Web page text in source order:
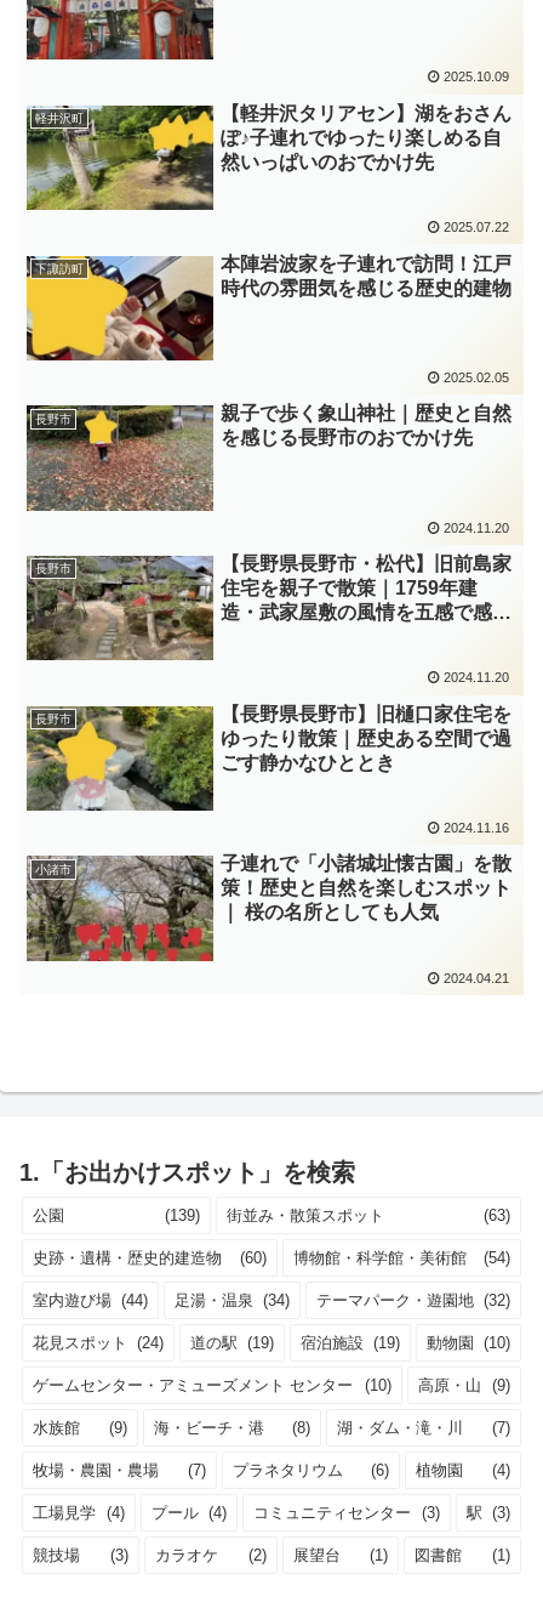
2025.10.09
軽井沢町
【軽井沢タリアセン】湖をおさん
ぽ♪子連れでゆったり楽しめる自
然いっぱいのおでかけ先
2025.07.22
下諏訪町
本陣岩波家を子連れで訪問！江戸
時代の雰囲気を感じる歴史的建物
2025.02.05
長野市
親子で歩く象山神社｜歴史と自然
を感じる長野市のおでかけ先
2024.11.20
長野市
【長野県長野市・松代】旧前島家
住宅を親子で散策｜1759年建
造・武家屋敷の風情を五感で感じ
2024.11.20
長野市
【長野県長野市】旧樋口家住宅を
ゆったり散策｜歴史ある空間で過
ごす静かなひととき
2024.11.16
小諸市
子連れで「小諸城址懐古園」を散
策！歴史と自然を楽しむスポット
｜ 桜の名所としても人気
2024.04.21
1.「お出かけスポット」を検索
公園 (139) 街並み・散策スポット (63)
史跡・遺構・歴史的建造物 (60) 博物館・科学館・美術館 (54)
室内遊び場 (44) 足湯・温泉 (34) テーマパーク・遊園地 (32)
花見スポット (24) 道の駅 (19) 宿泊施設 (19) 動物園 (10)
ゲームセンター・アミューズメント センター (10) 高原・山 (9)
水族館 (9) 海・ビーチ・港 (8) 湖・ダム・滝・川 (7)
牧場・農園・農場 (7) プラネタリウム (6) 植物園 (4)
工場見学 (4) プール (4) コミュニティセンター (3) 駅 (3)
競技場 (3) カラオケ (2) 展望台 (1) 図書館 (1)